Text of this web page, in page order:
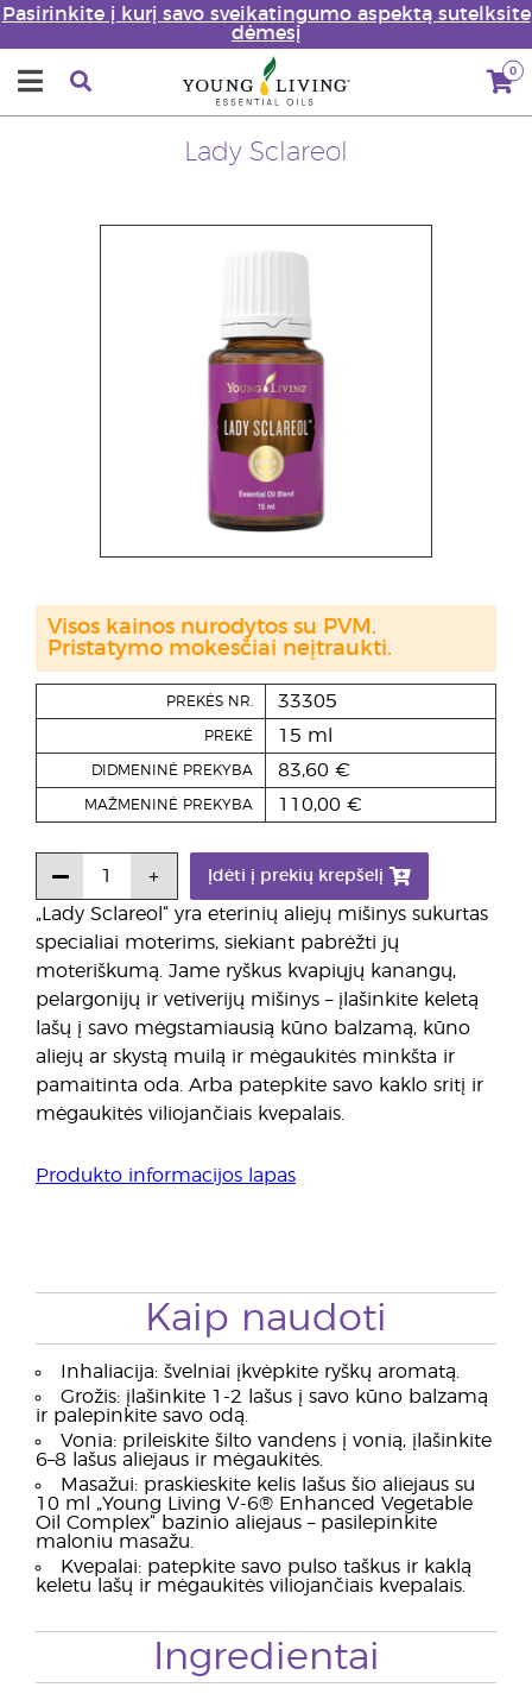
Pasirinkite į kurį savo sveikatingumo aspektą sutelksite
dėmesį
0
Lady Sclareol
„Lady Sclareol“ yra eterinių aliejų mišinys sukurtas
specialiai moterims, siekiant pabrėžti jų
moteriškumą. Jame ryškus kvapiųjų kanangų,
pelargonijų ir vetiverijų mišinys – įlašinkite keletą
lašų į savo mėgstamiausią kūno balzamą, kūno
aliejų ar skystą muilą ir mėgaukitės minkšta ir
pamaitinta oda. Arba patepkite savo kaklo sritį ir
mėgaukitės viliojančiais kvepalais.
Produkto informacijos lapas
PREKĖS NR. 33305
PREKĖ 15 ml
DIDMENINĖ PREKYBA 83,60 €
MAŽMENINĖ PREKYBA 110,00 €
Įdėti į prekių krepšelį
Visos kainos nurodytos su PVM.
Pristatymo mokesčiai neįtraukti.
Kaip naudoti
Inhaliacija: švelniai įkvėpkite ryškų aromatą.
Grožis: įlašinkite 1-2 lašus į savo kūno balzamą
ir palepinkite savo odą.
Vonia: prileiskite šilto vandens į vonią, įlašinkite
6–8 lašus aliejaus ir mėgaukitės.
Masažui: praskieskite kelis lašus šio aliejaus su
10 ml „Young Living V-6® Enhanced Vegetable
Oil Complex“ bazinio aliejaus – pasilepinkite
maloniu masažu.
Kvepalai: patepkite savo pulso taškus ir kaklą
keletu lašų ir mėgaukitės viliojančiais kvepalais.
Ingredientai